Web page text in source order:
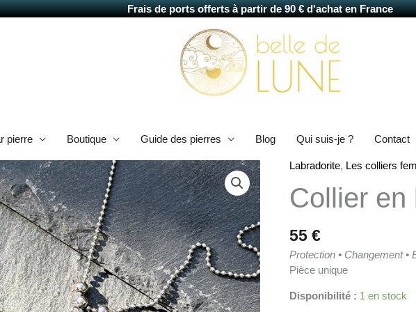
Frais de ports offerts à partir de 90 € d'achat en France
pierre Boutique Guide des pierres Blog Qui suis-je ? Contact
Labradorite, Les colliers
Collier en
55 €
Protection • Changement •
Pièce unique
Disponibilité : 1 en stock
quantité
Collier
labradorite
Maria